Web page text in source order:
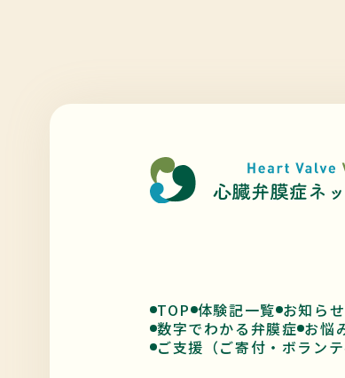
TOP 体験記一覧 お知ら
数字でわかる弁膜症 お悩
ご支援（ご寄付・ボランテ